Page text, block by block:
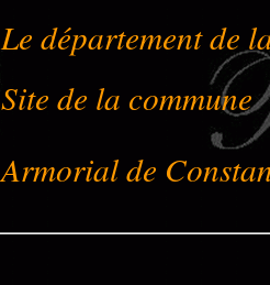
Le département de
Site de la commune
Armorial de